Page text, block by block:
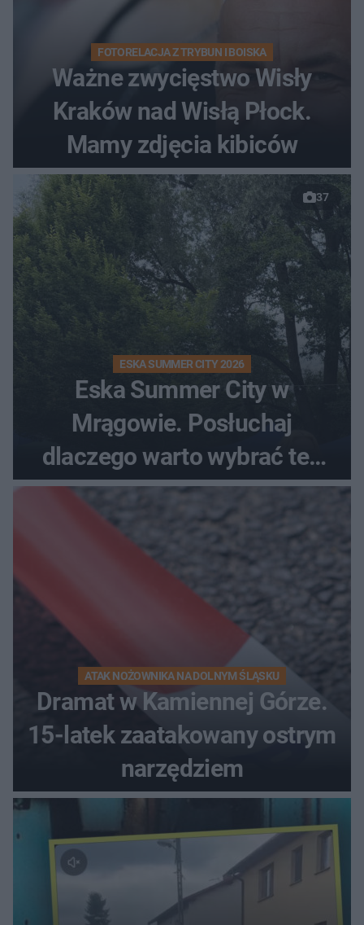
FOTORELACJA Z TRYBUN I BOISKA
Ważne zwycięstwo Wisły
Kraków nad Wisłą Płock.
Mamy zdjęcia kibiców
37
ESKA SUMMER CITY 2026
Eska Summer City w
Mrągowie. Posłuchaj
dlaczego warto wybrać ten
kierunek na urlop!
ATAK NOŻOWNIKA NA DOLNYM ŚLĄSKU
Dramat w Kamiennej Górze.
15-latek zaatakowany ostrym
narzędziem